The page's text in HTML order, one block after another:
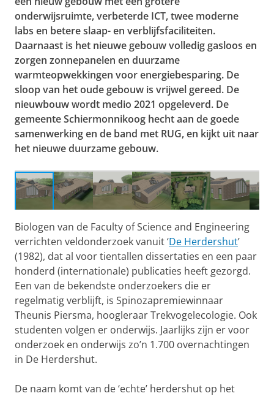
onderwijsruimte, verbeterde ICT, twee moderne
labs en betere slaap- en verblijfsfaciliteiten.
Daarnaast is het nieuwe gebouw volledig gasloos en
zorgen zonnepanelen en duurzame
warmteopwekkingen voor energiebesparing. De
sloop van het oude gebouw is vrijwel gereed. De
nieuwbouw wordt medio 2021 opgeleverd. De
gemeente Schiermonnikoog hecht aan de goede
samenwerking en de band met RUG, en kijkt uit naar
het nieuwe duurzame gebouw.
Biologen van de Faculty of Science and Engineering
verrichten veldonderzoek vanuit ‘De Herdershut’
(1982), dat al voor tientallen dissertaties en een paar
honderd (internationale) publicaties heeft gezorgd.
Een van de bekendste onderzoekers die er
regelmatig verblijft, is Spinozapremiewinnaar
Theunis Piersma, hoogleraar Trekvogelecologie. Ook
studenten volgen er onderwijs. Jaarlijks zijn er voor
onderzoek en onderwijs zo’n 1.700 overnachtingen
in De Herdershut.
De naam komt van de ‘echte’ herdershut op het